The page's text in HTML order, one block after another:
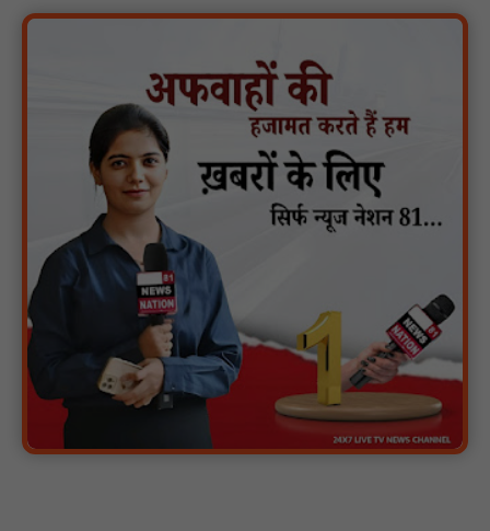
मगरौनी पुलिस की बड़ी कार्रवाई लंबे समय से फरार एक स्थाई वारंटी सहित दो
वारंटी गिरफ्तार : NN81
स्वतंत्रता दिवस सिर पर होने के बाद भी परिसर में फैली है गंदगी और झाड़ियाँ,
फर्श पर उपेक्षित हालत में मिला तिरंगा : NN81
ग्रामीणों को आधार सेवाओं के साथ सेवा सेतु पोर्टल की 400 से अधिक
ऑनलाइन शासकीय सेवाएं मिलेंगी : NN81
लखीमपुर खीरी अपराध नियंत्रण और वांछित अभियुक्तों की गिरफ्तारी को लेकर
खीरी पुलिस का अभियान लगातार जारी : NN81
21 वर्षों बाद फिर गूंजी पाठशाला की घंटी: मेटापारा कोरसागुड़ा प्राथमिक शाला